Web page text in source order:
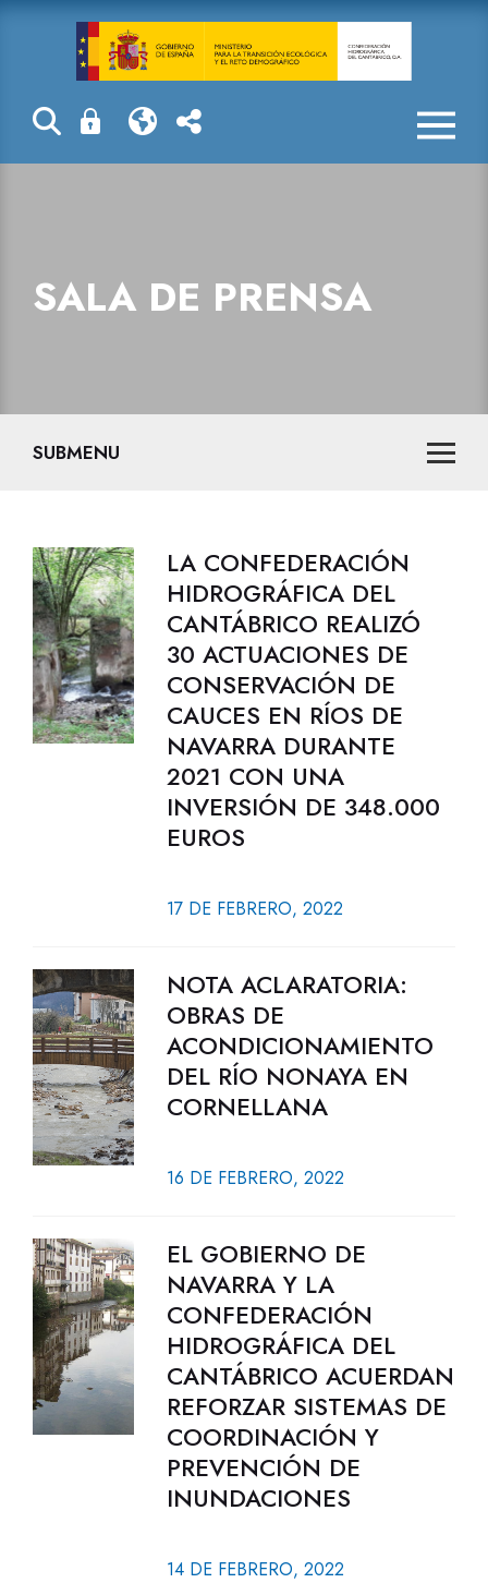
Sala de prensa
SALA DE PRENSA
SUBMENU
LA CONFEDERACIÓN
HIDROGRÁFICA DEL
CANTÁBRICO REALIZÓ
30 ACTUACIONES DE
CONSERVACIÓN DE
CAUCES EN RÍOS DE
NAVARRA DURANTE
2021 CON UNA
INVERSIÓN DE 348.000
EUROS
17 DE FEBRERO, 2022
NOTA ACLARATORIA:
OBRAS DE
ACONDICIONAMIENTO
DEL RÍO NONAYA EN
CORNELLANA
16 DE FEBRERO, 2022
EL GOBIERNO DE
NAVARRA Y LA
CONFEDERACIÓN
HIDROGRÁFICA DEL
CANTÁBRICO ACUERDAN
REFORZAR SISTEMAS DE
COORDINACIÓN Y
PREVENCIÓN DE
INUNDACIONES
14 DE FEBRERO, 2022